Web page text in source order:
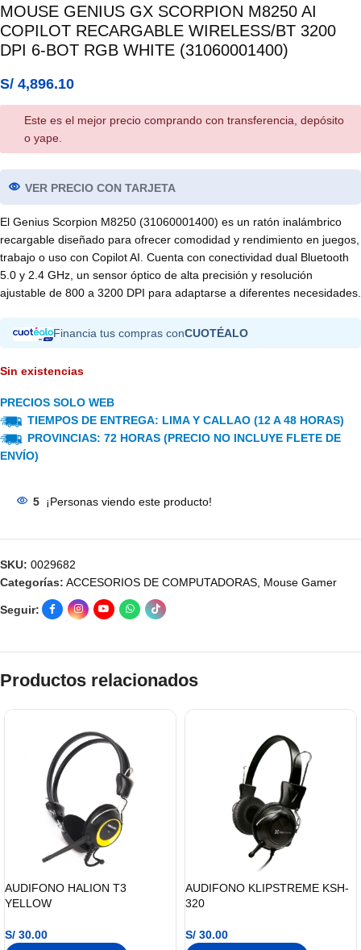
MOUSE GENIUS GX SCORPION M8250 AI
COPILOT RECARGABLE WIRELESS/BT 3200
DPI 6-BOT RGB WHITE (31060001400)
S/ 4,896.10
Este es el mejor precio comprando con transferencia, depósito
o yape.
VER PRECIO CON TARJETA
El Genius Scorpion M8250 (31060001400) es un ratón inalámbrico
recargable diseñado para ofrecer comodidad y rendimiento en juegos,
trabajo o uso con Copilot AI. Cuenta con conectividad dual Bluetooth
5.0 y 2.4 GHz, un sensor óptico de alta precisión y resolución
ajustable de 800 a 3200 DPI para adaptarse a diferentes necesidades.
Financia tus compras conCUOTÉALO
Sin existencias
PRECIOS SOLO WEB
TIEMPOS DE ENTREGA: LIMA Y CALLAO (12 A 48 HORAS)
PROVINCIAS: 72 HORAS (PRECIO NO INCLUYE FLETE DE
ENVÍO)
5 ¡Personas viendo este producto!
SKU: 0029682
Categorías: ACCESORIOS DE COMPUTADORAS, Mouse Gamer
Seguir:
Productos relacionados
AUDIFONO HALION T3
YELLOW
S/ 30.00
AUDIFONO KLIPSTREME KSH-
320
S/ 30.00